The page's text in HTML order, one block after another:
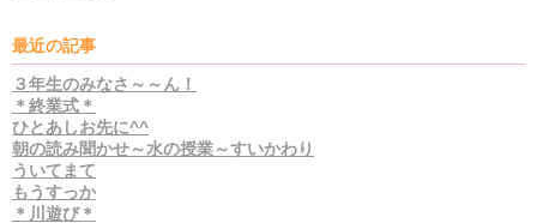
最近の記事
３年生のみなさ～～ん！
＊終業式＊
ひとあしお先に^^
朝の読み聞かせ～水の授業～すいかわり
ういてまて
もうすっか
＊川遊び＊